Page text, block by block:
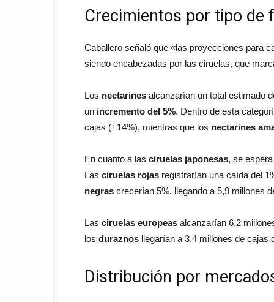
Crecimientos por tipo de
Caballero señaló que «las proyecciones para
siendo encabezadas por las ciruelas, que
Los nectarines alcanzarían un total estimado
un incremento del 5%. Dentro de esta
cajas (+14%), mientras que los nectarines
En cuanto a las ciruelas japonesas, se
Las ciruelas rojas registrarían una caída del
negras crecerían 5%, llegando a 5,9 millones
Las ciruelas europeas alcanzarían 6,2
los duraznos llegarían a 3,4 millones de cajas
Distribución por